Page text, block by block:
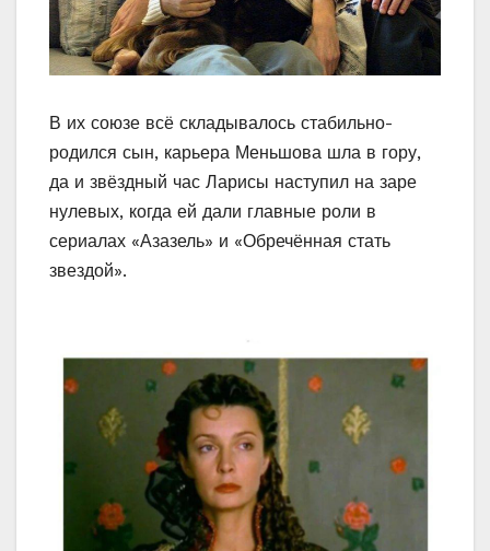
В их союзе всё складывалось стабильно-
родился сын, карьера Меньшова шла в гору,
да и звёздный час Ларисы наступил на заре
нулевых, когда ей дали главные роли в
сериалах «Азазель» и «Обречённая стать
звездой».